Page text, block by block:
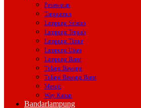
Pesawaran
Tanggamus
Lampung Selatan
Lampung Tengah
Lampung Timur
Lampung Utara
Lampung Barat
Tulang Bawang
Tulang Bawang Barat
Mesuji
Way Kanan
Bandarlampung